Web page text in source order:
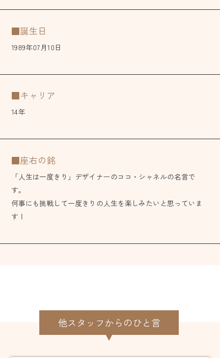
■誕生日
1989年07月10日
■キャリア
14年
■座右の銘
「人生は一度きり」デザイナーのココ・シャネルの名言で
す。
何事にも挑戦して一度きりの人生を楽しみたいと思っていま
す！
他スタッフからのひと言